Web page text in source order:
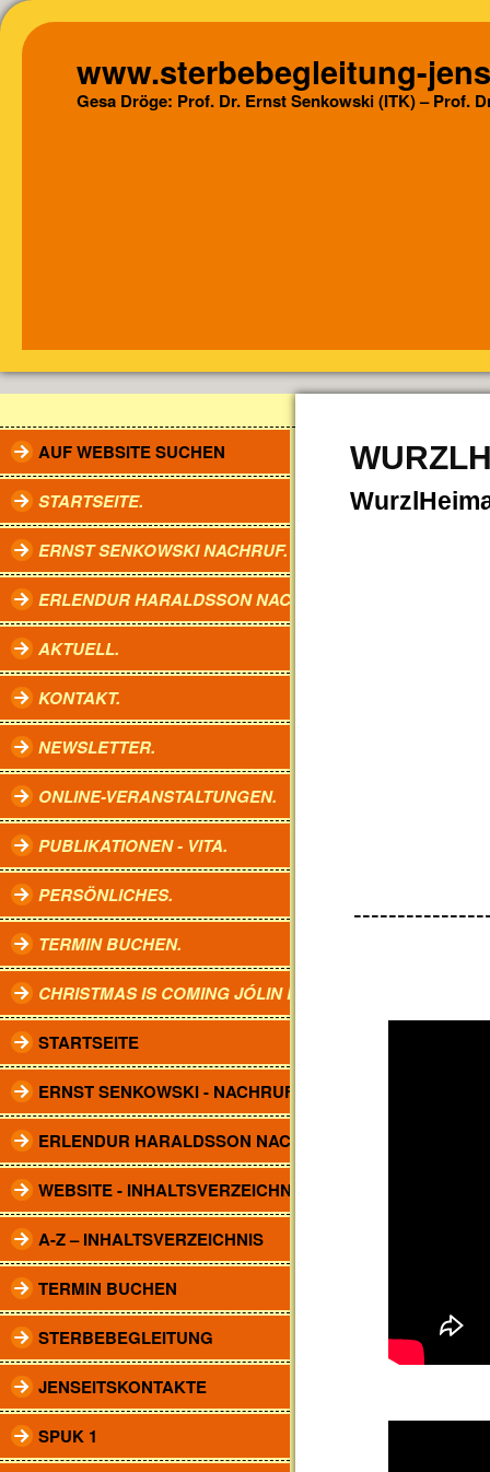
www.sterbebegleitung-
Gesa Dröge: Prof. Dr. Ernst Senkowski (ITK) – Prof.
AUF WEBSITE SUCHEN
STARTSEITE.
ERNST SENKOWSKI NACHRUF.
ERLENDUR HARALDSSON NACHRUF.
AKTUELL.
KONTAKT.
NEWSLETTER.
ONLINE-VERANSTALTUNGEN.
PUBLIKATIONEN - VITA.
PERSÖNLICHES.
TERMIN BUCHEN.
CHRISTMAS IS COMING JÓLIN KOMA.
STARTSEITE
ERNST SENKOWSKI - NACHRUF
ERLENDUR HARALDSSON NACHRUF
WEBSITE - INHALTSVERZEICHNIS
A-Z – INHALTSVERZEICHNIS
TERMIN BUCHEN
STERBEBEGLEITUNG
JENSEITSKONTAKTE
SPUK 1